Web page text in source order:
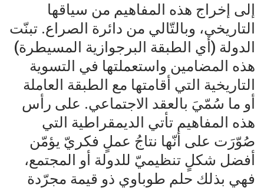
إلى إخراج هذه المفاهيم من سياقها
التاريخي، وبالتّالي من دائرة الصراع. تبنّت
الدولة (أي الطبقة البرجوازية المسيطرة)
هذه المضامين واستعملتها في التسوية
التاريخية التي أقامتها مع الطبقة العاملة
أو ما سُمّيَ بالعقد الاجتماعي. على رأس
هذه المفاهيم تأتي الديمقراطية التي
صُوّرَت على أنّها نتاجُ عملٍ فكريّ يؤمّن
أفضل شكلٍ تنظيميّ للدولة أو المجتمع،
فهي بذلك حلم طوباوي ذو قيمة مجرّدة